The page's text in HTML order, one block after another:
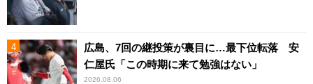
広島、7回の継投策が裏目に…最下位転落 安
仁屋氏「この時期に来て勉強はない」
2026.08.06